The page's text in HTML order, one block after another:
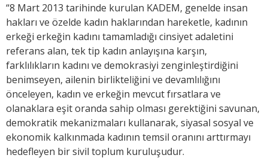
“8 Mart 2013 tarihinde kurulan KADEM, genelde insan
hakları ve özelde kadın haklarından hareketle, kadının
erkeği erkeğin kadını tamamladığı cinsiyet adaletini
referans alan, tek tip kadın anlayışına karşın,
farklılıkların kadını ve demokrasiyi zenginleştirdiğini
benimseyen, ailenin birlikteliğini ve devamlılığını
önceleyen, kadın ve erkeğin mevcut fırsatlara ve
olanaklara eşit oranda sahip olması gerektiğini savunan,
demokratik mekanizmaları kullanarak, siyasal sosyal ve
ekonomik kalkınmada kadının temsil oranını arttırmayı
hedefleyen bir sivil toplum kuruluşudur.